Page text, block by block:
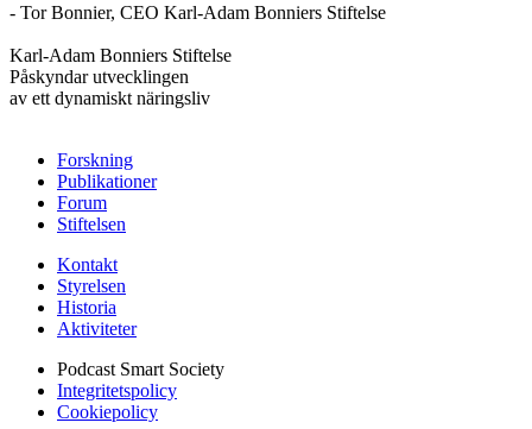
- Tor Bonnier, CEO Karl-Adam Bonniers Stiftelse
Karl-Adam Bonniers Stiftelse
Påskyndar utvecklingen
av ett dynamiskt näringsliv
Forskning
Publikationer
Forum
Stiftelsen
Kontakt
Styrelsen
Historia
Aktiviteter
Podcast Smart Society
Integritetspolicy
Cookiepolicy